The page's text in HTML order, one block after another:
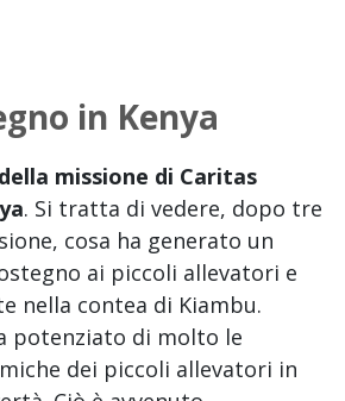
in Kenya
missione di Caritas
. Si tratta di vedere, dopo tre
cosa ha generato un
ai piccoli allevatori e
nella contea di Kiambu.
potenziato di molto le
dei piccoli allevatori in